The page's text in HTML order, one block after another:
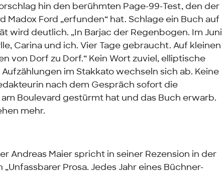
hin den berühmten Page-99-Test, den der
Madox Ford „erfunden“ hat. Schlage ein Buch auf
wird deutlich. „In Barjac der Regenbogen. Im Juni
Carina und ich. Vier Tage gebraucht. Auf kleinen
von Dorf zu Dorf.“ Kein Wort zuviel, elliptische
im Stakkato wechseln sich ab. Keine
nach dem Gespräch sofort die
Boulevard gestürmt hat und das Buch erwarb.
mehr.
Andreas Maier spricht in seiner Rezension in der
Prosa. Jedes Jahr eines Büchner-